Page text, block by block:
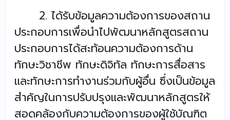
2. ได้รับข้อมูลความต้องการของสถาน
ประกอบการเพื่อนำไปพัฒนาหลักสูตรสถาน
ประกอบการได้สะท้อนความต้องการด้าน
ทักษะวิชาชีพ ทักษะดิจิทัล ทักษะการสื่อสาร
และทักษะการทำงานร่วมกับผู้อื่น ซึ่งเป็นข้อมูล
สำคัญในการปรับปรุงและพัฒนาหลักสูตรให้
สอดคล้องกับความต้องการของผู้ใช้บัณฑิต